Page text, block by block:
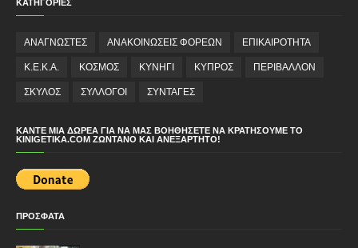
ΚΑΤΗΓΟΡΙΕΣ
ΑΝΑΓΝΩΣΤΕΣ ΑΝΑΚΟΙΝΩΣΕΙΣ ΦΟΡΕΩΝ ΕΠΙΚΑΙΡΟΤΗΤΑ
Κ.Ε.Κ.Α. ΚΟΣΜΟΣ ΚΥΝΗΓΙ ΚΥΠΡΟΣ ΠΕΡΙΒΑΛΛΟΝ
ΣΚΥΛΟΣ ΣΥΛΛΟΓΟΙ ΣΥΝΤΑΓΕΣ
ΚΆΝΤΕ ΜΙΑ ΔΩΡΕΆ ΓΙΑ ΝΑ ΜΑΣ ΒΟΗΘΉΣΕΤΕ ΝΑ ΚΡΑΤΉΣΟΥΜΕ ΤΟ
KINIGETIKA.COM ΖΩΝΤΑΝΌ ΚΑΙ ΑΝΕΞΆΡΤΗΤΟ!
ΠΡΟΣΦΑΤΑ